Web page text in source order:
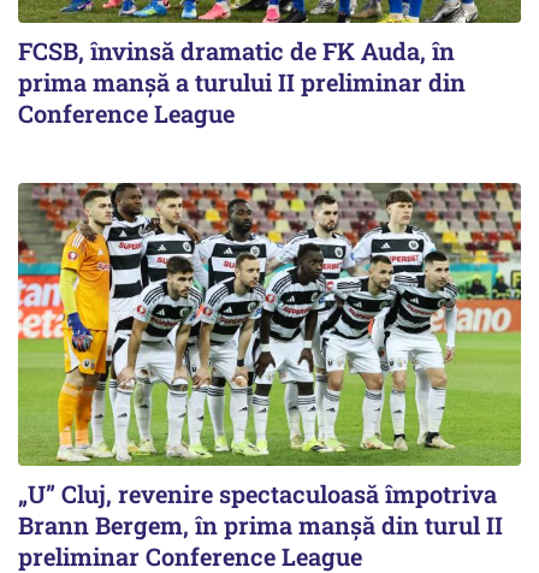
FCSB, învinsă dramatic de FK Auda, în
prima manșă a turului II preliminar din
Conference League
„U” Cluj, revenire spectaculoasă împotriva
Brann Bergem, în prima manșă din turul II
preliminar Conference League